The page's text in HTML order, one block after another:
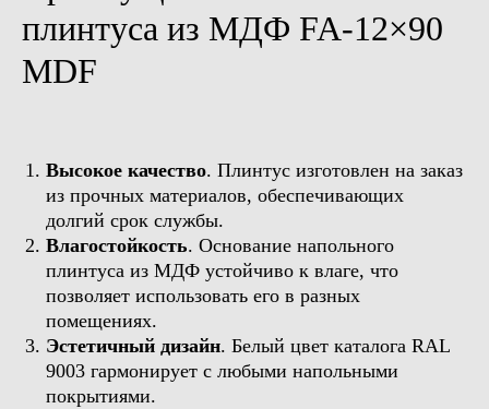
плинтуса из МДФ FA-12×90
MDF
Высокое качество. Плинтус изготовлен на заказ
из прочных материалов, обеспечивающих
долгий срок службы.
Влагостойкость. Основание напольного
плинтуса из МДФ устойчиво к влаге, что
позволяет использовать его в разных
помещениях.
Эстетичный дизайн. Белый цвет каталога RAL
9003 гармонирует с любыми напольными
покрытиями.